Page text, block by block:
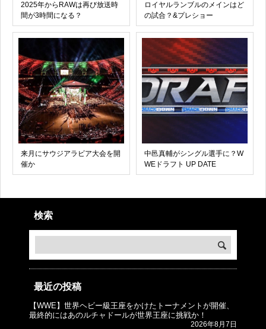
2025年からRAWは再び放送時
間が3時間になる？
ロイヤルランブルのメインはど
の試合？&プレショー
来月にサウジアラビア大会を開
催か
中邑真輔がシングル選手に？W
WEドラフト UP DATE
検索
最近の投稿
【WWE】世界ヘビー級王座をかけたトーナメントが開催、
最終的にはあのルチャドールが世界王座に挑戦か！
2026年8月7日
© プロレスJunkie ～WWEの最新情報 USA～